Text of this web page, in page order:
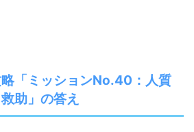
「ミッションNo.40：人質
救助」の答え